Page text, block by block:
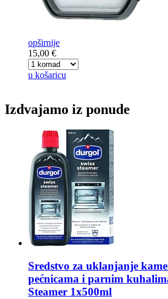
opširnije
15,00 €
u košaricu
Izdvajamo iz ponude
Sredstvo za uklanjanje
pećnicama i parnim
Steamer 1x500ml